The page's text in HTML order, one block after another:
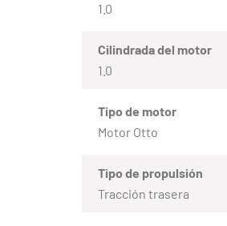
1.0
Cilindrada del motor
1.0
Tipo de motor
Motor Otto
Tipo de propulsión
Tracción trasera